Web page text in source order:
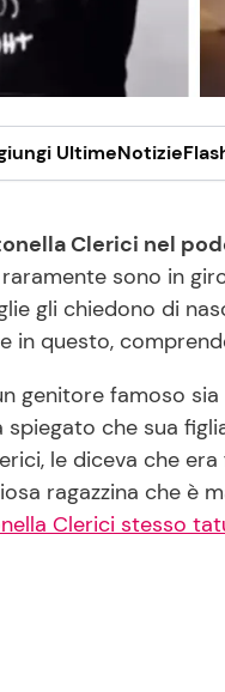
Clerici nel
sono in
gli chiedono di
in questo,
genitore famoso
che sua
le diceva che
ragazzina che è
Clerici stesso